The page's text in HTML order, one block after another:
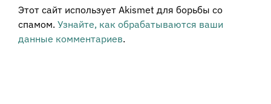
Этот сайт использует Akismet для борьбы со
спамом. Узнайте, как обрабатываются ваши
данные комментариев.